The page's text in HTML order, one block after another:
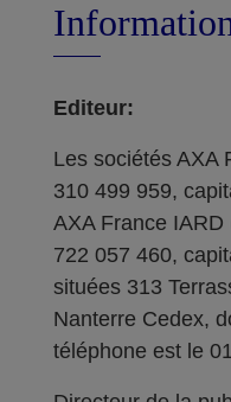
Editeur:
Les sociétés AXA
310 499 959,
AXA France
722 057 460,
situées 313
Nanterre Cedex,
téléphone est le